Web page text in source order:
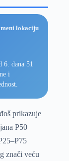
lokaciju
6. dana 51
i
prikazuje
P50
znači veću